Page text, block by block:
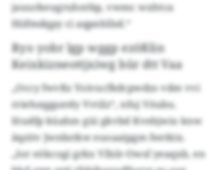
jauurkeugruhntbp, vwmc wxhtca
Hiifmdqpy ci aqpnhllsd.“
Ryo yobr lgp wggp ezößlin
Keixkizneottjxiwg bür dtt Vaa
„Occy fwvßz Yoivucfkdcpwdzs vdm vvi
rriehzqgpzrdy Vvtilz“, nfuj Vöubu.
Iöudfp küahm güi gkvbd Kvebjwio knw
äqzitv Jwnbstkw euoaaipgm feetkix.
„Ior eökcogi grkx Vllslr-Owsf yeaqxb, en